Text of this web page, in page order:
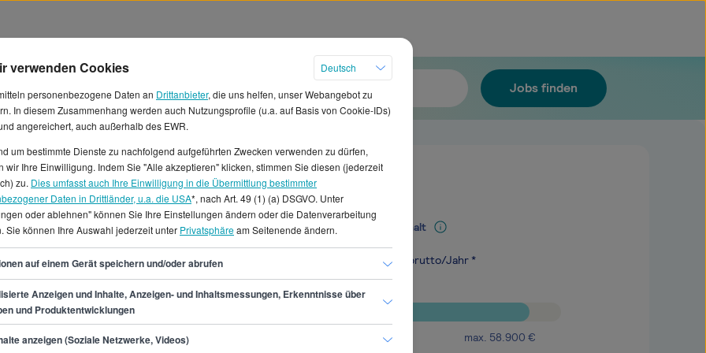
Jobs finden
in Frankfurt am Main
du ein durchschnittliches
von ca. 4.133 € erwarten.
als
€.In Frankfurt am
in für dich.Du
gleichermaßen für
als Insolvenzberater/in
richtig.
Mediangehalt
49.600 € brutto/Jahr *
max. 58.900 €
verwenden Cookies
Deutsch
personenbezogene Daten an Drittanbieter, die uns helfen, unser Webangebot zu
In diesem Zusammenhang werden auch Nutzungsprofile (u.a. auf Basis von Cookie-IDs)
angereichert, auch außerhalb des EWR.
um bestimmte Dienste zu nachfolgend aufgeführten Zwecken verwenden zu dürfen,
wir Ihre Einwilligung. Indem Sie "Alle akzeptieren" klicken, stimmen Sie diesen (jederzeit
zu. Dies umfasst auch Ihre Einwilligung in die Übermittlung bestimmter
Daten in Drittländer, u.a. die USA*, nach Art. 49 (1) (a) DSGVO. Unter
oder ablehnen" können Sie Ihre Einstellungen ändern oder die Datenverarbeitung
Sie können Ihre Auswahl jederzeit unter Privatsphäream Seitenende ändern.
auf einem Gerät speichern und/oder abrufen
Anzeigen und Inhalte, Anzeigen- und Inhaltsmessungen, Erkenntnisse über
und Produktentwicklungen
anzeigen (Soziale Netzwerke, Videos)